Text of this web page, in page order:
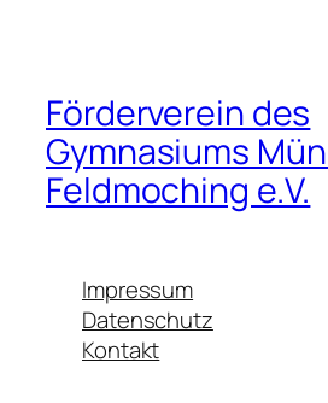
Förderverein des
Gymnasiums
Feldmoching e.V.
Impressum
Datenschutz
Kontakt